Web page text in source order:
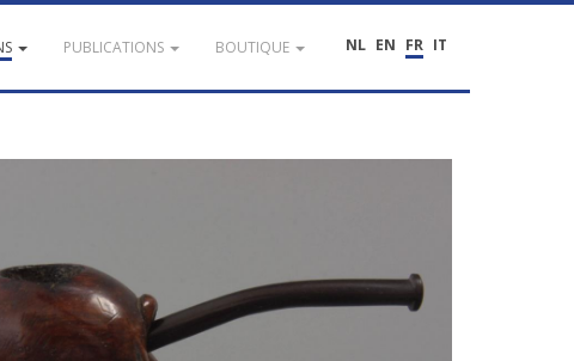
NL EN FR IT
PUBLICATIONS BOUTIQUE